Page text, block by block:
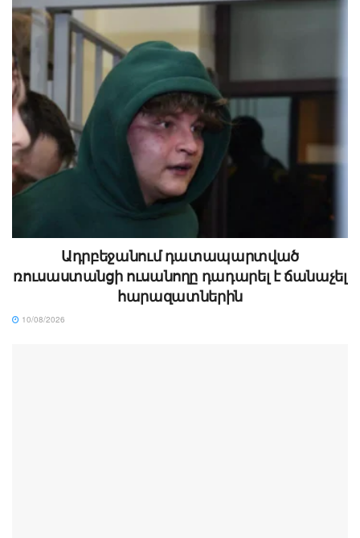
Ադրբեջանում դատապարտված
ռուսաստանցի ուսանողը դադարել է ճանաչել
հարազատներին
10/08/2026